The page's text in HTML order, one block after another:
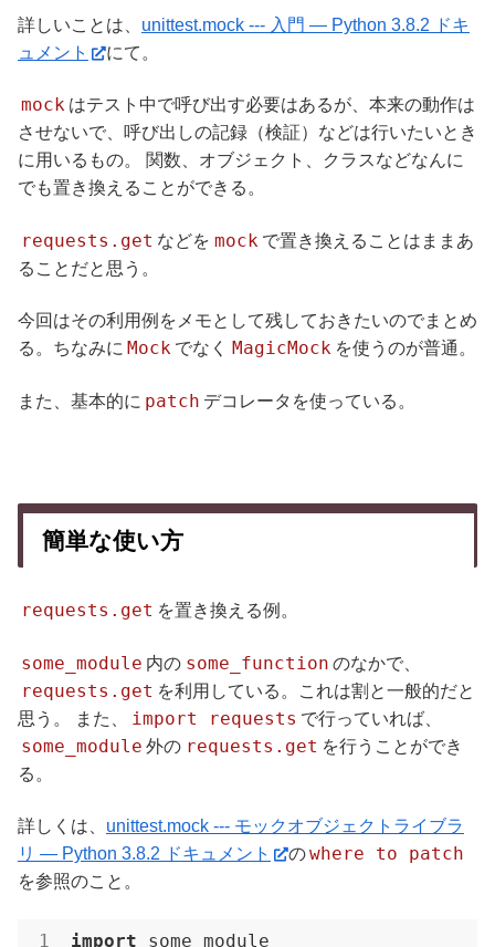
詳しいことは、 unittest.mock --- 入門 — Python 3.8.2 ドキ
ュメント
にて。
mock はテスト中で呼び出す必要はあるが、本来の動作は
させないで、呼び出しの記録（検証）などは行いたいとき
に用いるもの。 関数、オブジェクト、クラスなどなんに
でも置き換えることができる。
requests.get などを mock で置き換えることはままあ
ることだと思う。
今回はその利用例をメモとして残しておきたいのでまとめ
る。ちなみに Mock でなく MagicMock を使うのが普通。
また、基本的に patch デコレータを使っている。
簡単な使い方
requests.get を置き換える例。
some_module 内の some_function のなかで、
requests.get を利用している。これは割と一般的だと
思う。 また、
import requests で行っていれば、
some_module 外の requests.get を行うことができ
る。
詳しくは、 unittest.mock --- モックオブジェクトライブラ
リ — Python 3.8.2 ドキュメント
のwhere to patch
を参照のこと。
import